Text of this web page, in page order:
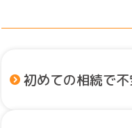
初めての相続で